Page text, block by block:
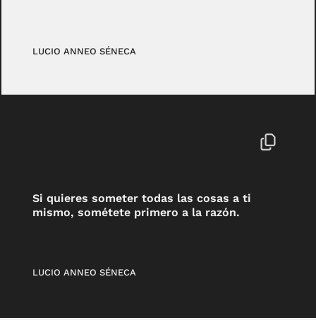
LUCIO ANNEO SÉNECA
Si quieres someter todas las cosas a ti
mismo, sométete primero a la razón.
LUCIO ANNEO SÉNECA